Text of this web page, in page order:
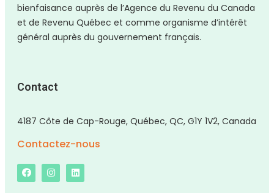
bienfaisance auprès de l’Agence du Revenu du Canada
et de Revenu Québec et comme organisme d’intérêt
général auprès du gouvernement français.
Contact
4187 Côte de Cap-Rouge, Québec, QC, G1Y 1V2, Canada
Contactez-nous